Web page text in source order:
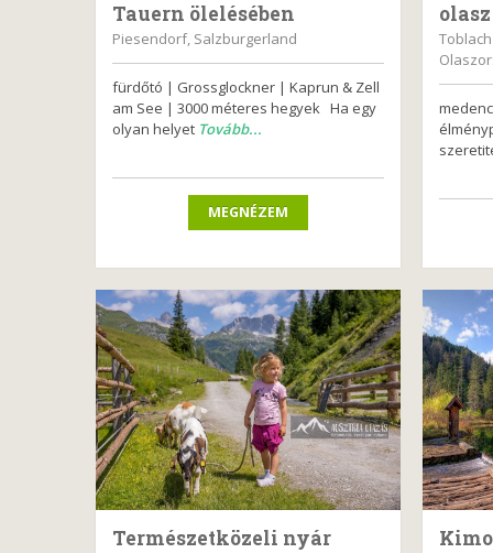
Tauern ölelésében
Piesendorf, Salzburgerland
fürdőtó | Grossglockner | Kaprun & Zell
am See | 3000 méteres hegyek Ha egy
olyan helyet Tovább...
MEGNÉZEM
Természetközeli nyár